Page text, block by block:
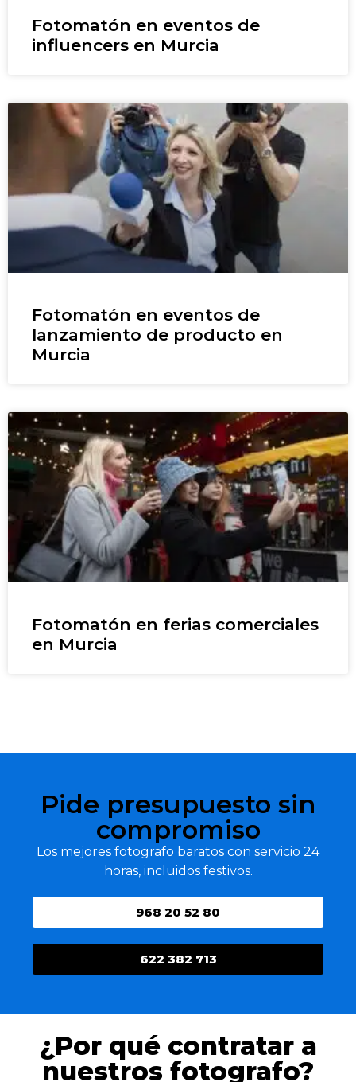
Fotomatón en eventos de
influencers en Murcia
Fotomatón en eventos de
lanzamiento de producto en
Murcia
Fotomatón en ferias comerciales
en Murcia
Pide presupuesto sin
compromiso
Los mejores fotografo baratos con servicio 24
horas, incluidos festivos.
622 382 713
968 20 52 80
¿Por qué contratar a
nuestros fotografo?